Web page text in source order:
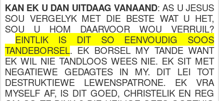
KAN EK U DAN UITDAAG VANAAND: AS U JESUS
SOU VERGELYK MET DIE BESTE WAT U HET,
SOU U HOM DAARVOOR WOU VERRUIL?
EINTLIK IS DIT SO EENVOUDIG SOOS
TANDEBORSEL. EK BORSEL MY TANDE WANT
EK WIL NIE TANDLOOS WEES NIE. EK SIT MET
NEGATIEWE GEDAGTES IN MY. DIT LEI TOT
DESTRUKTIEWE LEWENSPATRONE. EK VRA
MYSELF AF, IS DIT GOED, CHRISTELIK EN REG